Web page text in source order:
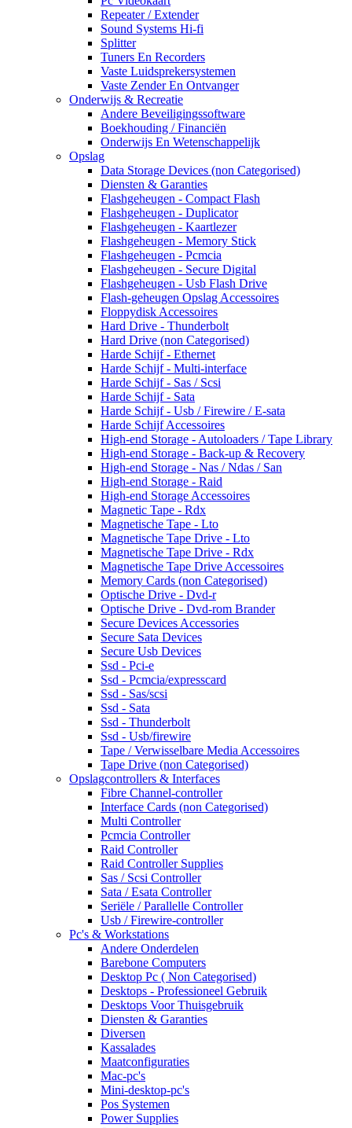
Repeater / Extender
Sound Systems Hi-fi
Splitter
Tuners En Recorders
Vaste Luidsprekersystemen
Vaste Zender En Ontvanger
Onderwijs & Recreatie
Andere Beveiligingssoftware
Boekhouding / Financiën
Onderwijs En Wetenschappelijk
Opslag
Data Storage Devices (non Categorised)
Diensten & Garanties
Flashgeheugen - Compact Flash
Flashgeheugen - Duplicator
Flashgeheugen - Kaartlezer
Flashgeheugen - Memory Stick
Flashgeheugen - Pcmcia
Flashgeheugen - Secure Digital
Flashgeheugen - Usb Flash Drive
Flash-geheugen Opslag Accessoires
Floppydisk Accessoires
Hard Drive - Thunderbolt
Hard Drive (non Categorised)
Harde Schijf - Ethernet
Harde Schijf - Multi-interface
Harde Schijf - Sas / Scsi
Harde Schijf - Sata
Harde Schijf - Usb / Firewire / E-sata
Harde Schijf Accessoires
High-end Storage - Autoloaders / Tape Library
High-end Storage - Back-up & Recovery
High-end Storage - Nas / Ndas / San
High-end Storage - Raid
High-end Storage Accessoires
Magnetic Tape - Rdx
Magnetische Tape - Lto
Magnetische Tape Drive - Lto
Magnetische Tape Drive - Rdx
Magnetische Tape Drive Accessoires
Memory Cards (non Categorised)
Optische Drive - Dvd-r
Optische Drive - Dvd-rom Brander
Secure Devices Accessories
Secure Sata Devices
Secure Usb Devices
Ssd - Pci-e
Ssd - Pcmcia/expresscard
Ssd - Sas/scsi
Ssd - Sata
Ssd - Thunderbolt
Ssd - Usb/firewire
Tape / Verwisselbare Media Accessoires
Tape Drive (non Categorised)
Opslagcontrollers & Interfaces
Fibre Channel-controller
Interface Cards (non Categorised)
Multi Controller
Pcmcia Controller
Raid Controller
Raid Controller Supplies
Sas / Scsi Controller
Sata / Esata Controller
Seriële / Parallelle Controller
Usb / Firewire-controller
Pc's & Workstations
Andere Onderdelen
Barebone Computers
Desktop Pc ( Non Categorised)
Desktops - Professioneel Gebruik
Desktops Voor Thuisgebruik
Diensten & Garanties
Diversen
Kassalades
Maatconfiguraties
Mac-pc's
Mini-desktop-pc's
Pos Systemen
Power Supplies